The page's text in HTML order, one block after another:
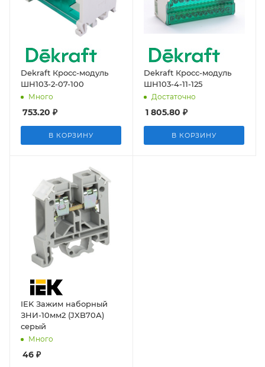
Dekraft Кросс-модуль
ШН103-2-07-100
Много
753.20 ₽
В КОРЗИНУ
Dekraft Кросс-модуль
ШН103-4-11-125
Достаточно
1 805.80 ₽
В КОРЗИНУ
IEK Зажим наборный
ЗНИ-10мм2 (JXB70А)
серый
Много
46 ₽